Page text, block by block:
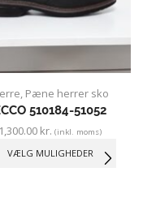
Pæne herrer sko
510184-51052
1,300.00 kr. (inkl. moms)
VÆLG MULIGHEDER